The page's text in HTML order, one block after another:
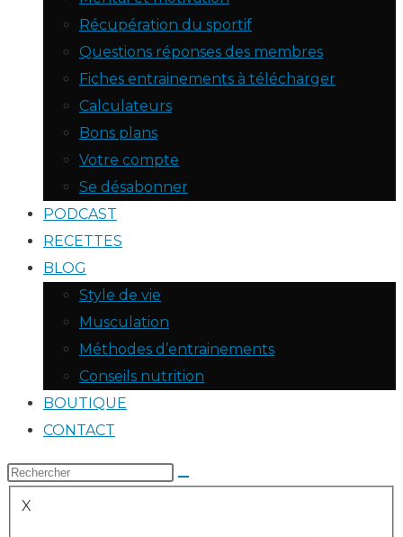
Récupération du sportif
Questions réponses des membres
Fiches entrainements à télécharger
Calculateurs
Bons plans
Votre compte
Se désabonner
PODCAST
RECETTES
BLOG
Style de vie
Musculation
Méthodes d’entrainements
Conseils nutrition
BOUTIQUE
CONTACT
X